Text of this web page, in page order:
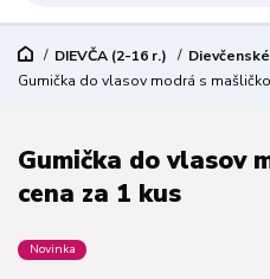
DIEVČA (2-16 r.)
Gumička do vlasov modrá s
Gumička do vlasov
cena za 1 kus
Novinka